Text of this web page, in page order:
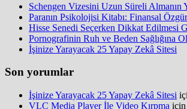
Schengen Vizesini Uzun Süreli Almanın
Paranın Psikolojisi Kitabı: Finansal
Hisse Senedi Seçerken Dikkat Edilmesi
Pornografinin Ruh ve Beden Sağlığına
İşinize Yarayacak 25 Yapay Zekâ Sitesi
Son yorumlar
İşinize Yarayacak 25 Yapay Zekâ Sitesi
VLC Media Player İle Video Kırpma için